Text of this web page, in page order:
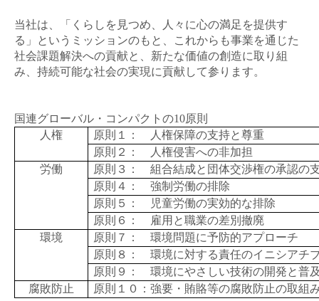
当社は、「くらしを見つめ、人々に心の満足を提供す
る」というミッションのもと、これからも事業を通じた
社会課題解決への貢献と、新たな価値の創造に取り組
み、持続可能な社会の実現に貢献して参ります。
国連グローバル・コンパクトの10原則
人権
原則１： 人権保障の支持と尊重
原則２： 人権侵害への非加担
労働
原則３： 組合結成と団体交渉権の承認の
原則４： 強制労働の排除
原則５： 児童労働の実効的な排除
原則６： 雇用と職業の差別撤廃
環境
原則７： 環境問題に予防的アプローチ
原則８： 環境に対する責任のイニシアチ
原則９： 環境にやさしい技術の開発と普
腐敗防止
原則１０：強要・賄賂等の腐敗防止の取組